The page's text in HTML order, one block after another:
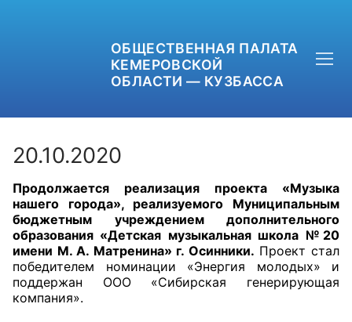
ОБЩЕСТВЕННАЯ ПАЛАТА
КЕМЕРОВСКОЙ
ОБЛАСТИ — КУЗБАССА
+7 (3842) 58-82-40
OPKO42@BK.RU
ОБРАТНАЯ СВЯЗЬ
20.10.2020
Продолжается реализация проекта «Музыка
нашего города», реализуемого Муниципальным
бюджетным учреждением дополнительного
образования «Детская музыкальная школа №20
имени М. А. Матренина» г. Осинники. Проект стал
победителем номинации «Энергия молодых» и
поддержан ООО «Сибирская генерирующая
компания».